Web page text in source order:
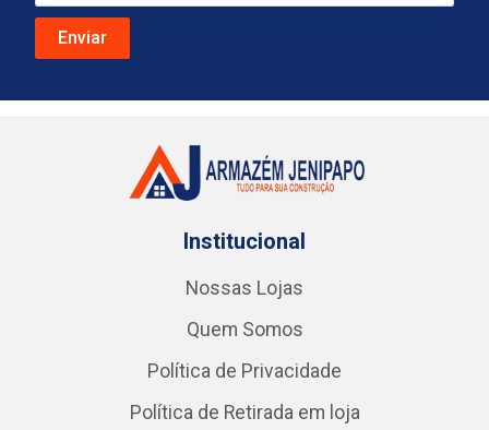
Institucional
Nossas Lojas
Quem Somos
Política de Privacidade
Política de Retirada em loja